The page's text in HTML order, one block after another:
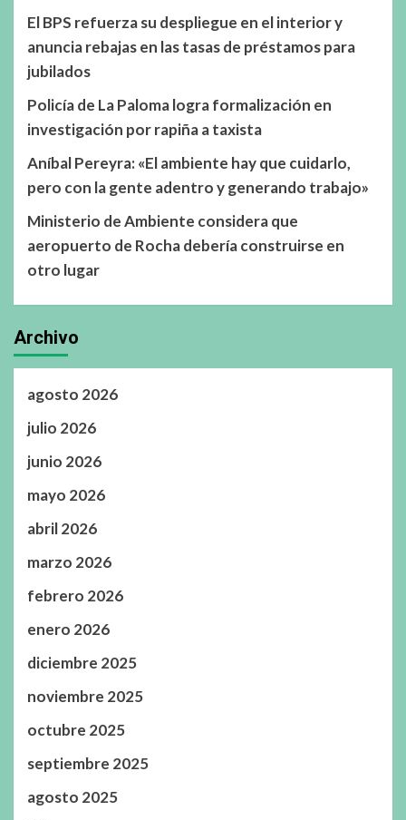
El BPS refuerza su despliegue en el interior y
anuncia rebajas en las tasas de préstamos para
jubilados
Policía de La Paloma logra formalización en
investigación por rapiña a taxista
Aníbal Pereyra: «El ambiente hay que cuidarlo,
pero con la gente adentro y generando trabajo»
Ministerio de Ambiente considera que
aeropuerto de Rocha debería construirse en
otro lugar
Archivo
agosto 2026
julio 2026
junio 2026
mayo 2026
abril 2026
marzo 2026
febrero 2026
enero 2026
diciembre 2025
noviembre 2025
octubre 2025
septiembre 2025
agosto 2025